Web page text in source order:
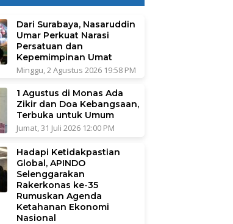
Dari Surabaya, Nasaruddin
Umar Perkuat Narasi
Persatuan dan
Kepemimpinan Umat
Minggu, 2 Agustus 2026 19:58 PM
1 Agustus di Monas Ada
Zikir dan Doa Kebangsaan,
Terbuka untuk Umum
Jumat, 31 Juli 2026 12:00 PM
Hadapi Ketidakpastian
Global, APINDO
Selenggarakan
Rakerkonas ke-35
Rumuskan Agenda
Ketahanan Ekonomi
Nasional